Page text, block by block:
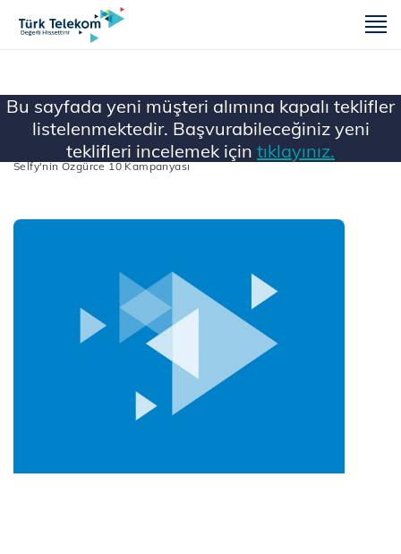
Bu sayfada yeni müşteri alımına kapalı teklifler
listelenmektedir. Başvurabileceğiniz yeni
teklifleri incelemek için tıklayınız.
Ana Sayfa ...
Tüm Faturalı Kampanyalar
Selfy'nin Özgürce 10 Kampanyası